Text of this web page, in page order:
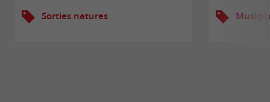
Sorties natures